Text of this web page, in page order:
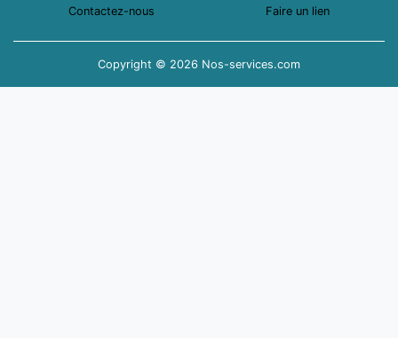
Contactez-nous Faire un lien
Copyright © 2026 Nos-services.com